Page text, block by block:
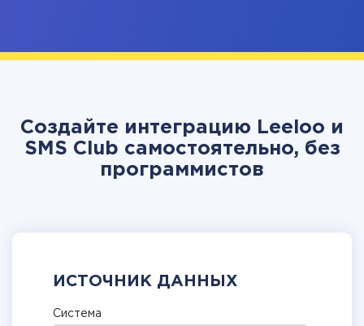
Создайте интеграцию Leeloo и
SMS Club самостоятельно, без
программистов
ИСТОЧНИК ДАННЫХ
Система